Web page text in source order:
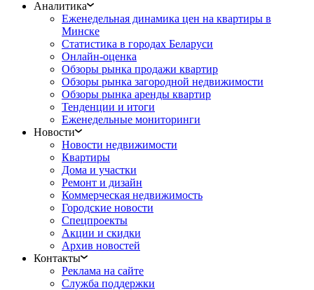
Аналитика
Еженедельная динамика цен на квартиры в
Минске
Статистика в городах Беларуси
Онлайн-оценка
Обзоры рынка продажи квартир
Обзоры рынка загородной недвижимости
Обзоры рынка аренды квартир
Тенденции и итоги
Еженедельные мониторинги
Новости
Новости недвижимости
Квартиры
Дома и участки
Ремонт и дизайн
Коммерческая недвижимость
Городские новости
Спецпроекты
Акции и скидки
Архив новостей
Контакты
Реклама на сайте
Служба поддержки